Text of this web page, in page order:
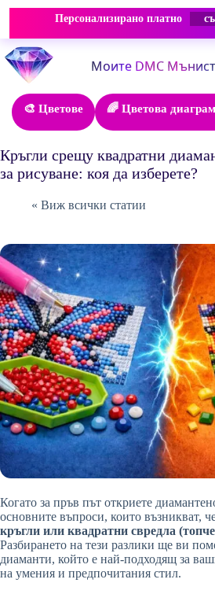
Персонализирано платно
Skip
to
content
🎨 Цветове 🌈 Цветова
Кръгли срещу квадратни
за рисуване: коя да изберете?
« Виж всички статии
Когато за пръв път откриете
основните въпроси, които възникват,
кръгли или квадратни свредла
Разбирането на тези разлики ще ви
диаманти, който е най-подходящ за
на умения и предпочитания стил.